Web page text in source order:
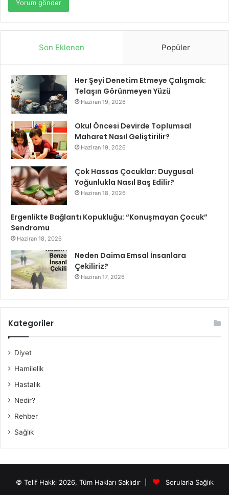
Son Eklenen Popüler
Her Şeyi Denetim Etmeye Çalışmak:
Telaşın Görünmeyen Yüzü
Haziran 19, 2026
Okul Öncesi Devirde Toplumsal
Maharet Nasıl Geliştirilir?
Haziran 19, 2026
Çok Hassas Çocuklar: Duygusal
Yoğunlukla Nasıl Baş Edilir?
Haziran 18, 2026
Ergenlikte Bağlantı Kopukluğu: “Konuşmayan Çocuk”
Sendromu
Haziran 18, 2026
Neden Daima Emsal İnsanlara
Çekiliriz?
Haziran 17, 2026
Kategoriler
Diyet
Hamilelik
Hastalık
Nedir?
Rehber
Sağlık
© Telif Hakkı 2026, Tüm Hakları Saklıdır |
Sorularla Sağlık